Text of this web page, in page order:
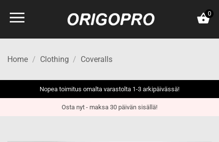
0
Home / Clothing / Coveralls
Nopea toimitus omalta varastolta 1-3 arkipäivässä!
Osta nyt - maksa 30 päivän sisällä!